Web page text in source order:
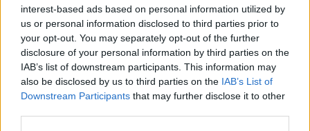
interest-based ads based on personal information utilized by
us or personal information disclosed to third parties prior to
your opt-out. You may separately opt-out of the further
disclosure of your personal information by third parties on the
IAB’s list of downstream participants. This information may
also be disclosed by us to third parties on the IAB’s List of
Downstream Participants that may further disclose it to other
Italia u kërkon partive në
Kosovë dialog dhe
bashkëpunim për krijimin e
institucioneve
Vala e të nxehtit ekstrem,
Hungaria fik ndriçimin